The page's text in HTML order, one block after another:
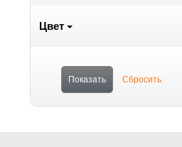
Цвет